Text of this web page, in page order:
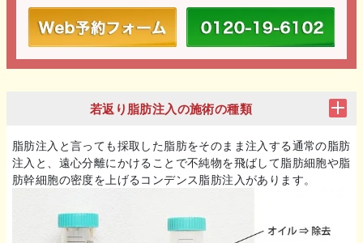
若返り脂肪注入の施術の種類
脂肪注入と言っても採取した脂肪をそのまま注入する通常の脂肪
注入と、遠心分離にかけることで不純物を飛ばして脂肪細胞や脂
肪幹細胞の密度を上げるコンデンス脂肪注入があります。